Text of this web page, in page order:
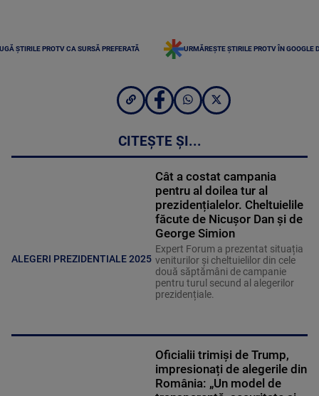
ȘTIRILE PROTV CA SURSĂ PREFERATĂ URMĂREȘTE ȘTIRILE PROTV ÎN GOOGLE
CITEȘTE ȘI...
ALEGERI PREZIDENTIALE 2025
Cât a costat campania
pentru al doilea tur al
prezidențialelor. Cheltuielile
făcute de Nicușor Dan și de
George Simion
Expert Forum a prezentat situația
veniturilor și cheltuielilor din cele
două săptămâni de campanie
pentru turul secund al alegerilor
prezidențiale.
Oficialii trimiși de Trump,
impresionați de alegerile din
România: „Un model de